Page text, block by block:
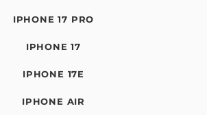
IPHONE 17 PRO
IPHONE 17
IPHONE 17E
IPHONE AIR